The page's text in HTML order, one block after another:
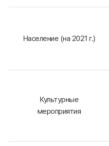
Население (на 2021 г.)
Культурные
мероприятия